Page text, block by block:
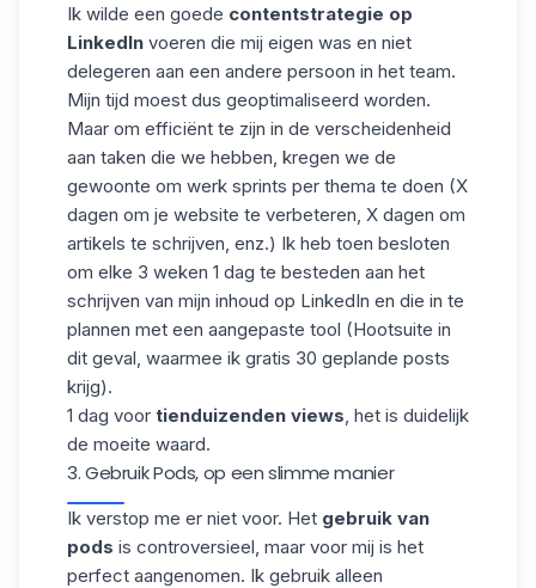
Ik wilde een goede contentstrategie op
LinkedIn voeren die mij eigen was en niet
delegeren aan een andere persoon in het team.
Mijn tijd moest dus geoptimaliseerd worden.
Maar om efficiënt te zijn in de verscheidenheid
aan taken die we hebben, kregen we de
gewoonte om werk sprints per thema te doen (X
dagen om je website te verbeteren, X dagen om
artikels te schrijven, enz.) Ik heb toen besloten
om elke 3 weken 1 dag te besteden aan het
schrijven van mijn inhoud op LinkedIn en die in te
plannen met een aangepaste tool (Hootsuite in
dit geval, waarmee ik gratis 30 geplande posts
krijg).
1 dag voor tienduizenden views , het is duidelijk
de moeite waard.
3. Gebruik Pods, op een slimme manier
Ik verstop me er niet voor. Het gebruik van
pods is controversieel, maar voor mij is het
perfect aangenomen. Ik gebruik alleen